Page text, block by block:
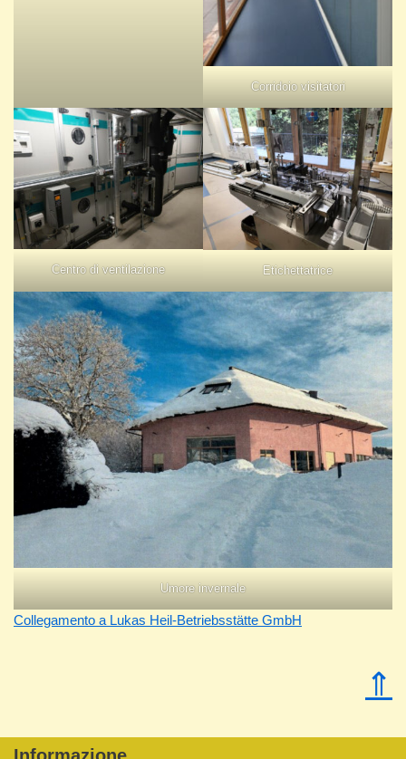
Corridoio visitatori
Centro di ventilazione Etichettatrice
Umore invernale
Collegamento a Lukas Heil-Betriebsstätte GmbH
⇑